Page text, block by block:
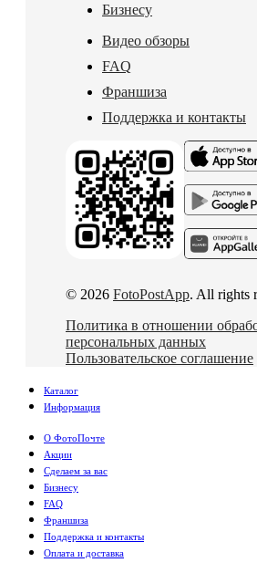
Бизнесу
Видео обзоры
FAQ
Франшиза
Поддержка и контакты
© 2026 FotoPostApp. All rights
Политика в отношении
персональных данных
Пользовательское соглашение
Каталог
Информация
О ФотоПочте
Акции
Сделаем за вас
Бизнесу
FAQ
Франшиза
Поддержка и контакты
Оплата и доставка